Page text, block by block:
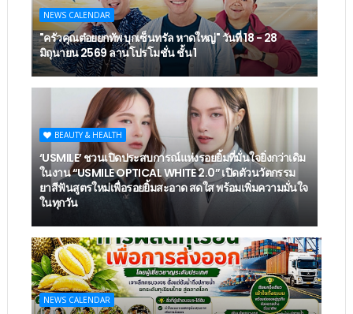
NEWS CALENDAR
"ครัวคุณต๋อยยกทัพ บุกเซ็นทรัล หาดใหญ่" วันที่ 18 - 28
มิถุนายน 2569 ลานโปรโมชั่น ชั้น 1
BEAUTY & HEALTH
‘USMILE’ ชวนเปิดประสบการณ์แห่งรอยยิ้มที่มั่นใจยิ่งกว่าเดิม
ในงาน “USMILE OPTICAL WHITE 2.0” เปิดตัวนวัตกรรม
ยาสีฟันสูตรใหม่เพื่อรอยยิ้มสะอาด สดใส พร้อมเพิ่มความมั่นใจ
ในทุกวัน
NEWS CALENDAR